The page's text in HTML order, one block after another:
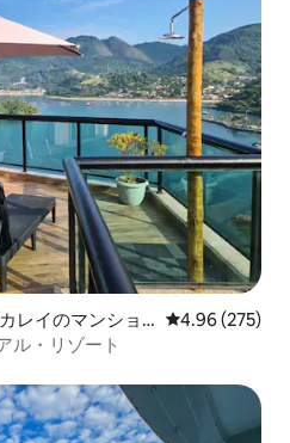
レイのマンショ
レビュー275
4.96 (275)
ル・リゾート
。